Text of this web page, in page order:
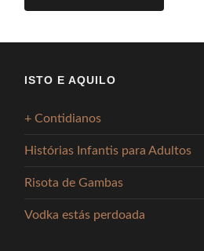
ISTO E AQUILO
+ Contidianos
Histórias Infantis para Adultos
Risota de Gambas
Vodka estás perdoada